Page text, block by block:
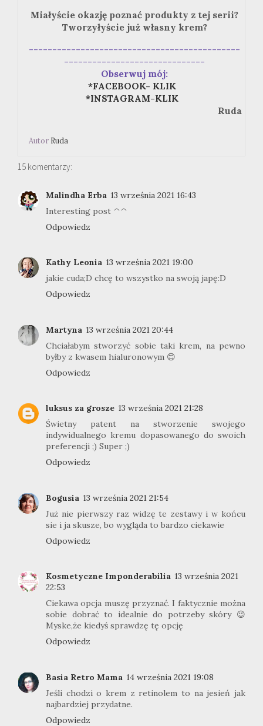
Miałyście okazję poznać produkty z tej serii?
Tworzyłyście już własny krem?
---------------------------------------------
------------------------------
Obserwuj mój:
*FACEBOOK- KLIK
*INSTAGRAM-KLIK
Ruda
Autor Ruda
15 komentarzy:
Malindha Erba 13 września 2021 16:43
Interesting post ^^
Odpowiedz
Kathy Leonia 13 września 2021 19:00
jakie cuda;D chcę to wszystko na swoją japę:D
Odpowiedz
Martyna 13 września 2021 20:44
Chciałabym stworzyć sobie taki krem, na pewno
byłby z kwasem hialuronowym 😊
Odpowiedz
luksus za grosze 13 września 2021 21:28
Świetny patent na stworzenie swojego
indywidualnego kremu dopasowanego do swoich
preferencji ;) Super ;)
Odpowiedz
Bogusia 13 września 2021 21:54
Już nie pierwszy raz widzę te zestawy i w końcu
sie i ja skusze, bo wygląda to bardzo ciekawie
Odpowiedz
Kosmetyczne Imponderabilia 13 września 2021
22:53
Ciekawa opcja muszę przyznać. I faktycznie można
sobie dobrać to idealnie do potrzeby skóry 😉
Myske,że kiedyś sprawdzę tę opcję
Odpowiedz
Basia Retro Mama 14 września 2021 19:08
Jeśli chodzi o krem z retinolem to na jesień jak
najbardziej przydatne.
Odpowiedz